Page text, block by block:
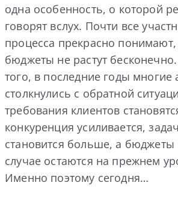
одна особенность, о которой
говорят вслух. Почти все
процесса прекрасно понимают,
бюджеты не растут
того, в последние годы многие
столкнулись с обратной
требования клиентов
конкуренция усиливается, задач
становится больше, а
случае остаются на прежнем
Именно поэтому сегодня…